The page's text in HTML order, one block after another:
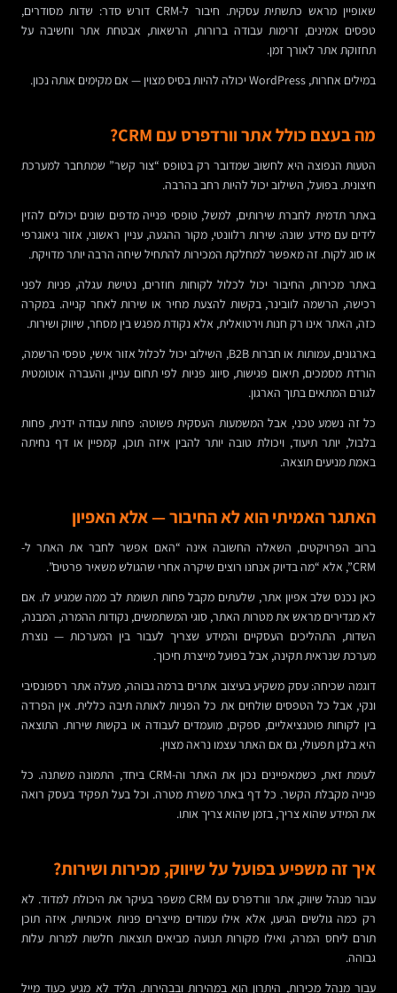
שאופיין מראש כתשתית עסקית. חיבור ל-CRM דורש סדר: שדות מסודרים,
טפסים אמינים, זרימות עבודה ברורות, הרשאות, אבטחת אתר וחשיבה על
תחזוקת אתר לאורך זמן.
במילים אחרות, WordPress יכולה להיות בסיס מצוין — אם מקימים אותה נכון.
מה בעצם כולל אתר וורדפרס עם CRM?
הטעות הנפוצה היא לחשוב שמדובר רק בטופס “צור קשר” שמתחבר למערכת
חיצונית. בפועל, השילוב יכול להיות רחב בהרבה.
באתר תדמית לחברת שירותים, למשל, טופסי פנייה מדפים שונים יכולים להזין
לידים עם מידע שונה: שירות רלוונטי, מקור ההגעה, עניין ראשוני, אזור גיאוגרפי
או סוג לקוח. זה מאפשר למחלקת המכירות להתחיל שיחה הרבה יותר מדויקת.
באתר מכירות, החיבור יכול לכלול לקוחות חוזרים, נטישת עגלה, פניות לפני
רכישה, הרשמה לוובינר, בקשות להצעת מחיר או שירות לאחר קנייה. במקרה
כזה, האתר אינו רק חנות וירטואלית, אלא נקודת מפגש בין מסחר, שיווק ושירות.
בארגונים, עמותות או חברות B2B, השילוב יכול לכלול אזור אישי, טפסי הרשמה,
הורדת מסמכים, תיאום פגישות, סיווג פניות לפי תחום עניין, והעברה אוטומטית
לגורם המתאים בתוך הארגון.
כל זה נשמע טכני, אבל המשמעות העסקית פשוטה: פחות עבודה ידנית, פחות
בלבול, יותר תיעוד, ויכולת טובה יותר להבין איזה תוכן, קמפיין או דף נחיתה
באמת מניעים תוצאה.
האתגר האמיתי הוא לא החיבור — אלא האפיון
ברוב הפרויקטים, השאלה החשובה אינה “האם אפשר לחבר את האתר ל-
CRM”, אלא “מה בדיוק אנחנו רוצים שיקרה אחרי שהגולש משאיר פרטים”.
כאן נכנס שלב אפיון אתר, שלעתים מקבל פחות תשומת לב ממה שמגיע לו. אם
לא מגדירים מראש את מטרות האתר, סוגי המשתמשים, נקודות ההמרה, המבנה,
השדות, התהליכים העסקיים והמידע שצריך לעבור בין המערכות — נוצרת
מערכת שנראית תקינה, אבל בפועל מייצרת חיכוך.
דוגמה שכיחה: עסק משקיע בעיצוב אתרים ברמה גבוהה, מעלה אתר רספונסיבי
ונקי, אבל כל הטפסים שולחים את כל הפניות לאותה תיבה כללית. אין הפרדה
בין לקוחות פוטנציאליים, ספקים, מועמדים לעבודה או בקשות שירות. התוצאה
היא בלגן תפעולי, גם אם האתר עצמו נראה מצוין.
לעומת זאת, כשמאפיינים נכון את האתר וה-CRM ביחד, התמונה משתנה. כל
פנייה מקבלת הקשר. כל דף באתר משרת מטרה. וכל בעל תפקיד בעסק רואה
את המידע שהוא צריך, בזמן שהוא צריך אותו.
איך זה משפיע בפועל על שיווק, מכירות ושירות?
עבור מנהל שיווק, אתר וורדפרס עם CRM משפר בעיקר את היכולת למדוד. לא
רק כמה גולשים הגיעו, אלא אילו עמודים מייצרים פניות איכותיות, איזה תוכן
תורם ליחס המרה, ואילו מקורות תנועה מביאים תוצאות חלשות למרות עלות
גבוהה.
עבור מנהל מכירות, היתרון הוא במהירות ובבהירות. הליד לא מגיע כעוד מייל